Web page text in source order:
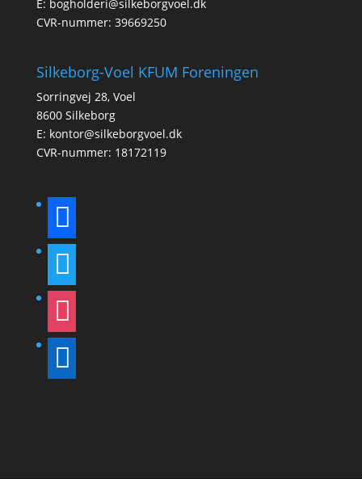
E: bogholderi@silkeborgvoel.dk
CVR-nummer: 39669250
Silkeborg-Voel KFUM Foreningen
Sorringvej 28, Voel
8600 Silkeborg
E: kontor@silkeborgvoel.dk
CVR-nummer: 18172119
facebook
twitter
instagram
linkedin